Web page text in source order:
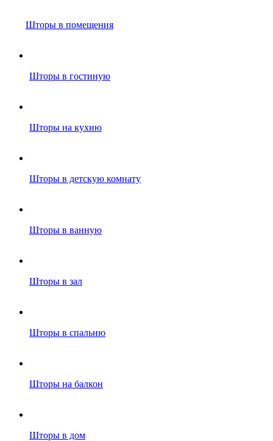
Шторы в помещения
Шторы в гостиную
Шторы на кухню
Шторы в детскую комнату
Шторы в ванную
Шторы в зал
Шторы в спальню
Шторы на балкон
Шторы в дом